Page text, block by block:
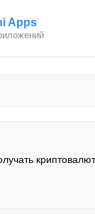
Apps